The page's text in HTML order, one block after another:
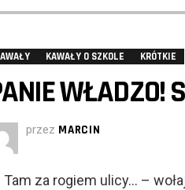
KAWAŁY O SZKOLE KRÓTKIE
WŁADZO!
przez MARCIN
Tam za rogiem ulicy… –